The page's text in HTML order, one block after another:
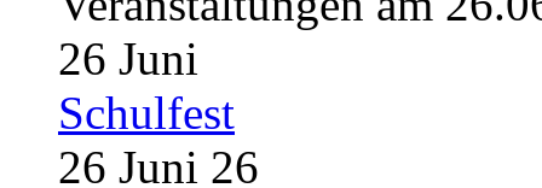
26 Juni
Schulfest
26 Juni 26